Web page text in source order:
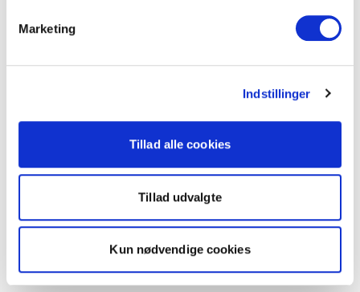
Marketing
Indstillinger
Tillad alle cookies
Tillad udvalgte
Kun nødvendige cookies